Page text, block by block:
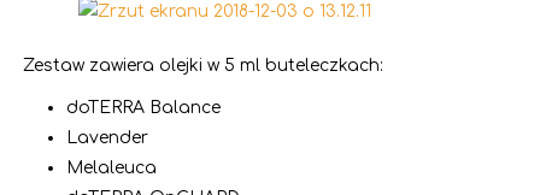
Zestaw zawiera olejki w 5 ml buteleczkach:
doTERRA Balance
Lavender
Melaleuca